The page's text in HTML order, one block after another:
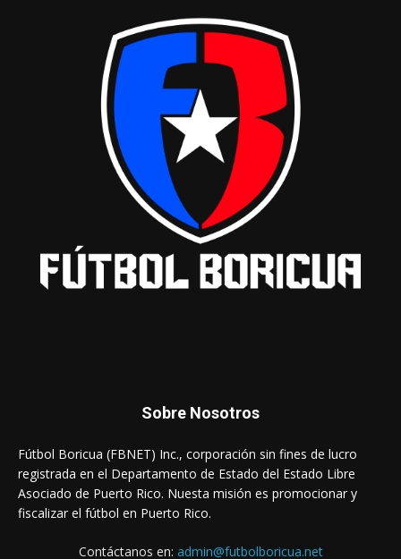
Sobre Nosotros
Fútbol Boricua (FBNET) Inc., corporación sin fines de lucro
registrada en el Departamento de Estado del Estado Libre
Asociado de Puerto Rico. Nuesta misión es promocionar y
fiscalizar el fútbol en Puerto Rico.
Contáctanos en: admin@futbolboricua.net